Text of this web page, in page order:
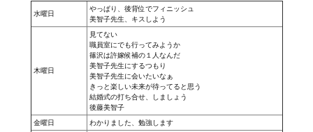
水曜日
やっぱり、後背位でフィニッシュ
美智子先生、キスしよう
木曜日
見てない
職員室にでも行ってみようか
篠沢は許嫁候補の１人なんだ
美智子先生にするつもり
美智子先生に会いたいなぁ
きっと楽しい未来が待ってると思う
結婚式の打ち合せ、しましょう
後藤美智子
金曜日
わかりました、勉強します